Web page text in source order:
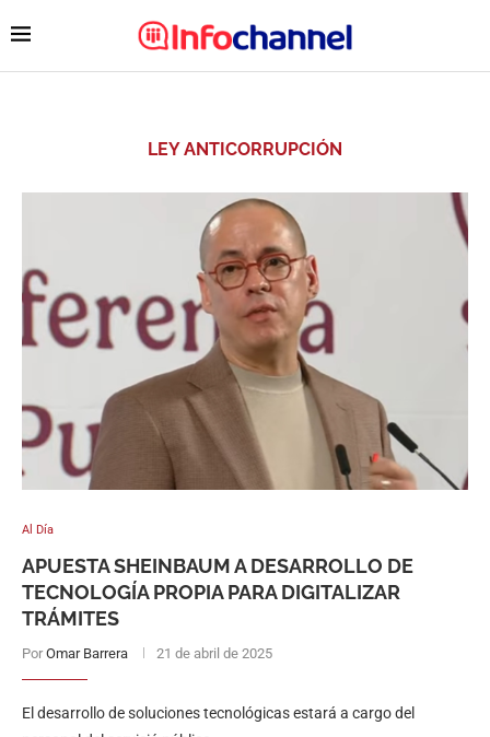
LEY ANTICORRUPCIÓN
Al Día
APUESTA SHEINBAUM A DESARROLLO DE
TECNOLOGÍA PROPIA PARA DIGITALIZAR
TRÁMITES
Por Omar Barrera 21 de abril de 2025
El desarrollo de soluciones tecnológicas estará a cargo del